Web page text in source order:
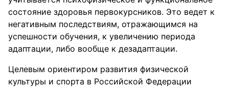
состояние здоровья первокурсников. Это ведет к
негативным последствиям, отражающимся на
успешности обучения, к увеличению периода
адаптации, либо вообще к дезадаптации.
Целевым ориентиром развития физической
культуры и спорта в Российской Федерации